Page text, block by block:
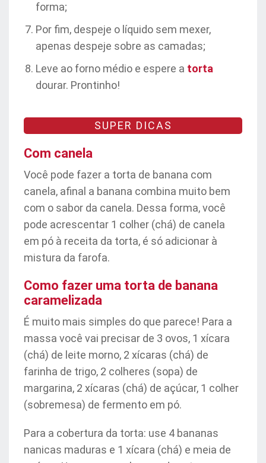
forma;
Por fim, despeje o líquido sem mexer,
apenas despeje sobre as camadas;
Leve ao forno médio e espere a torta
dourar. Prontinho!
SUPER DICAS
Com canela
Você pode fazer a torta de banana com
canela, afinal a banana combina muito bem
com o sabor da canela. Dessa forma, você
pode acrescentar 1 colher (chá) de canela
em pó à receita da torta, é só adicionar à
mistura da farofa.
Como fazer uma torta de banana
caramelizada
É muito mais simples do que parece! Para a
massa você vai precisar de 3 ovos, 1 xícara
(chá) de leite morno, 2 xícaras (chá) de
farinha de trigo, 2 colheres (sopa) de
margarina, 2 xícaras (chá) de açúcar, 1 colher
(sobremesa) de fermento em pó.
Para a cobertura da torta: use 4 bananas
nanicas maduras e 1 xícara (chá) e meia de